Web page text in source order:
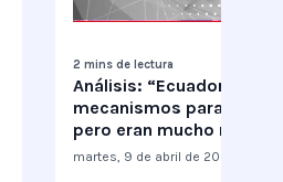
2 mins de lectura
Análisis: “Ecuador tenía
mecanismos para
pero eran mucho más
martes, 9 de abril de 2024